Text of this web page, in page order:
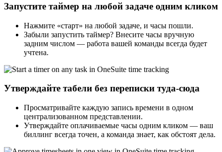
Запустите таймер на любой задаче одним кликом
Нажмите «старт» на любой задаче, и часы пошли.
Забыли запустить таймер? Внесите часы вручную
задним числом — работа вашей команды всегда будет
учтена.
Утверждайте табели без переписки туда-сюда
Просматривайте каждую запись времени в одном
централизованном представлении.
Утверждайте оплачиваемые часы одним кликом — ваш
биллинг всегда точен, а команда знает, как обстоят дела.